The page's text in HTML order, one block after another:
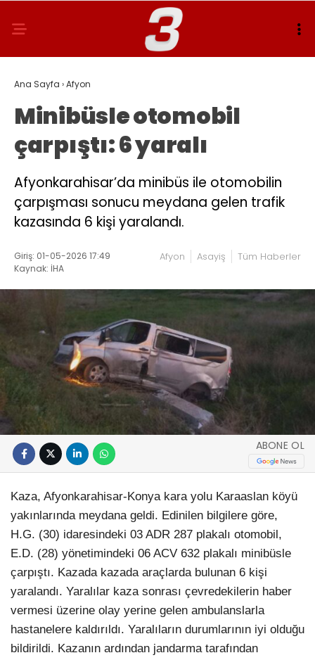
Ana Sayfa ›Afyon
Minibüsle otomobil
çarpıştı: 6 yaralı
Afyonkarahisar’da minibüs ile otomobilin
çarpışması sonucu meydana gelen trafik
kazasında 6 kişi yaralandı.
Giriş: 01-05-2026 17:49
Kaynak: İHA
Afyon Asayiş Tüm Haberler
ABONE OL
Kaza, Afyonkarahisar-Konya kara yolu Karaaslan köyü
yakınlarında meydana geldi. Edinilen bilgilere göre,
H.G. (30) idaresindeki 03 ADR 287 plakalı otomobil,
E.D. (28) yönetimindeki 06 ACV 632 plakalı minibüsle
çarpıştı. Kazada kazada araçlarda bulunan 6 kişi
yaralandı. Yaralılar kaza sonrası çevredekilerin haber
vermesi üzerine olay yerine gelen ambulanslarla
hastanelere kaldırıldı. Yaralıların durumlarının iyi olduğu
bildirildi. Kazanın ardından jandarma tarafından